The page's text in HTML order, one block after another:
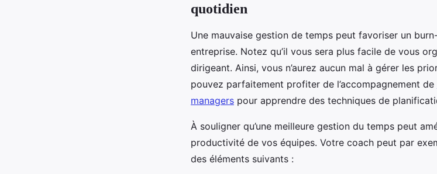
quotidien
Une mauvaise gestion de temps peut favoriser un
entreprise. Notez qu’il vous sera plus facile de vous
dirigeant. Ainsi, vous n’aurez aucun mal à gérer les
pouvez parfaitement profiter de l’accompagnement de
managers pour apprendre des techniques de
À souligner qu’une meilleure gestion du temps peut
productivité de vos équipes. Votre coach peut par
des éléments suivants :